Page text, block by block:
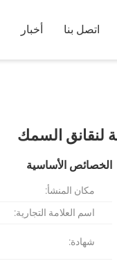
اتصل بنا أخبار
لنقانق السمك
الخصائص الأساسية
مكان المنشأ:
اسم العلامة التجارية:
شهادة: